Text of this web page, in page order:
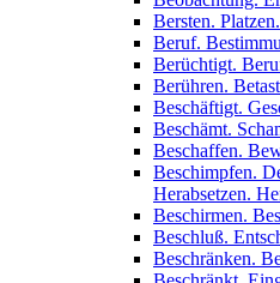
Bersten.
Beruf.
Berüchtigt.
Berühren.
Beschäftigt.
Beschämt.
Beschaffen.
Beschimpfen.
Herabsetzen.
Beschirmen.
Beschluß.
Beschränken.